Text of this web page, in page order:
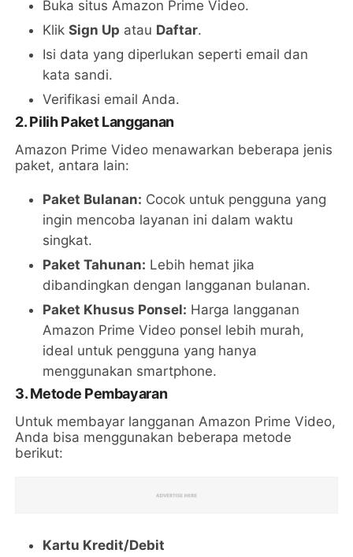
Buka situs Amazon Prime Video.
KlikSign Up atau Daftar.
Isi data yang diperlukan seperti email dan
kata sandi.
Verifikasi email Anda.
2. Pilih Paket Langganan
Amazon Prime Video menawarkan beberapa jenis
paket, antara lain:
Paket Bulanan: Cocok untuk pengguna yang
ingin mencoba layanan ini dalam waktu
singkat.
Paket Tahunan: Lebih hemat jika
dibandingkan dengan langganan bulanan.
Paket Khusus Ponsel: Harga langganan
Amazon Prime Video ponsel lebih murah,
ideal untuk pengguna yang hanya
menggunakan smartphone.
3. Metode Pembayaran
Untuk membayar langganan Amazon Prime Video,
Anda bisa menggunakan beberapa metode
berikut:
Kartu Kredit/Debit